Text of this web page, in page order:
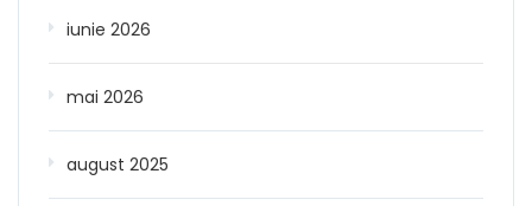
iunie 2026
mai 2026
august 2025